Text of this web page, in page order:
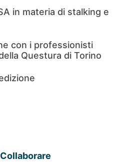
in materia di stalking e
con i professionisti
Questura di Torino